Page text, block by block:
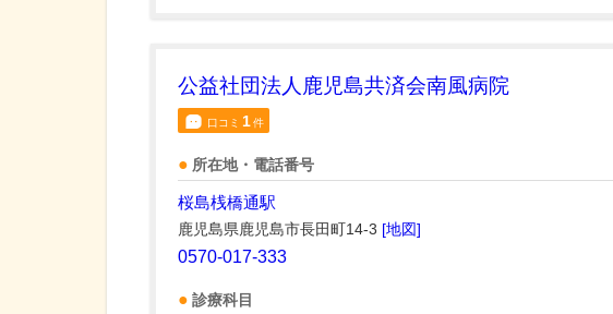
公益社団法人鹿児島共済会南風病院
口コミ 1件
所在地・電話番号
桜島桟橋通駅
鹿児島県鹿児島市長田町14-3 [地図]
0570-017-333
診療科目